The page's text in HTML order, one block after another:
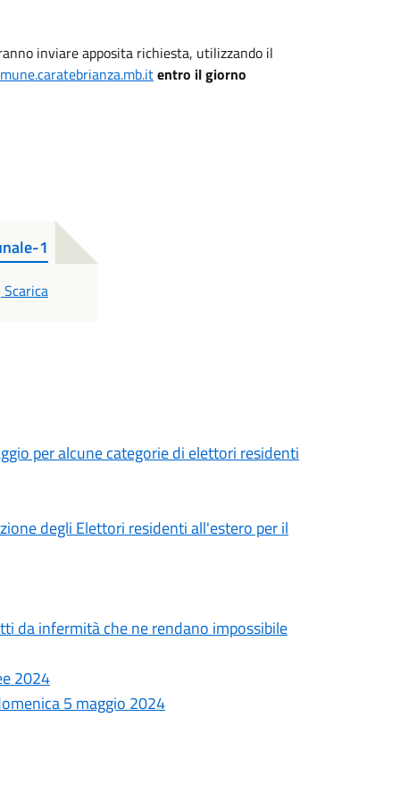
inviare apposita richiesta, utilizzando il
entro il giorno
1
PDF
Scarica
per alcune categorie di elettori residenti
degli Elettori residenti all'estero per il
da infermità che ne rendano impossibile
2024
5 maggio 2024